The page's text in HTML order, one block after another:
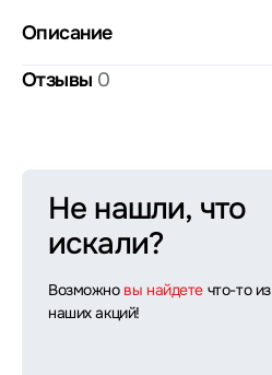
Описание
Отзывы 0
Не нашли, что
искали?
Возможно вы найдете что-то из
наших акций!